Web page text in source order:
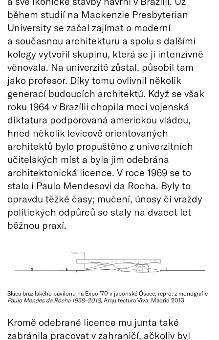
během studií na Mackenzie Presbyterian
University se začal zajímat o moderní
a současnou architekturu a spolu s dalšími
kolegy vytvořil skupinu, která se jí intenzívně
věnovala. Na univerzitě zůstal, působil tam
jako profesor. Díky tomu ovlivnil několik
generací budoucích architektů. Když se však
roku 1964 v Brazílii chopila moci vojenská
diktatura podporovaná americkou vládou,
hned několik levicově orientovaných
architektů bylo propuštěno z univerzitních
učitelských míst a byla jim odebrána
architektonická licence. V roce 1969 se to
stalo i Paulo Mendesovi da Rocha. Byly to
opravdu těžké časy; mučení, únosy či vraždy
politických odpůrců se staly na dvacet let
běžnou praxí.
Skica brazilského pavilonu na Expo ’70 v japonské Ósace, repro: z monografie
Paulo Mendes da Rocha 1958–2013, Arquitectura Viva, Madrid 2013.
Kromě odebrané licence mu junta také
zabránila pracovat v zahraničí, ačkoliv byl